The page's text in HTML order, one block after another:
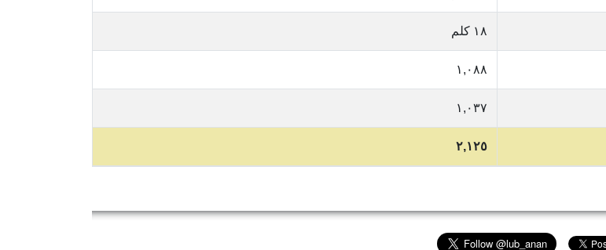
١٨ كلم
١,٠٨٨
١,٠٣٧
٢,١٢٥